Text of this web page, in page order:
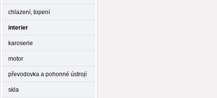
chlazení, topení
interier
karoserie
motor
převodovka a pohonné ústrojí
skla